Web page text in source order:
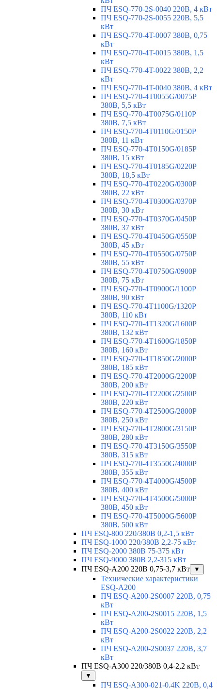
ПЧ ESQ-770-2S-0040 220В, 4 кВт
ПЧ ESQ-770-2S-0055 220В, 5,5
кВт
ПЧ ESQ-770-4T-0007 380В, 0,75
кВт
ПЧ ESQ-770-4T-0015 380В, 1,5
кВт
ПЧ ESQ-770-4T-0022 380В, 2,2
кВт
ПЧ ESQ-770-4T-0040 380В, 4 кВт
ПЧ ESQ-770-4T0055G/0075P
380В, 5,5 кВт
ПЧ ESQ-770-4T0075G/0110P
380В, 7,5 кВт
ПЧ ESQ-770-4T0110G/0150P
380В, 11 кВт
ПЧ ESQ-770-4T0150G/0185P
380В, 15 кВт
ПЧ ESQ-770-4T0185G/0220P
380В, 18,5 кВт
ПЧ ESQ-770-4T0220G/0300P
380В, 22 кВт
ПЧ ESQ-770-4T0300G/0370P
380В, 30 кВт
ПЧ ESQ-770-4T0370G/0450P
380В, 37 кВт
ПЧ ESQ-770-4T0450G/0550P
380В, 45 кВт
ПЧ ESQ-770-4T0550G/0750P
380В, 55 кВт
ПЧ ESQ-770-4T0750G/0900P
380В, 75 кВт
ПЧ ESQ-770-4T0900G/1100P
380В, 90 кВт
ПЧ ESQ-770-4T1100G/1320P
380В, 110 кВт
ПЧ ESQ-770-4T1320G/1600P
380В, 132 кВт
ПЧ ESQ-770-4T1600G/1850P
380В, 160 кВт
ПЧ ESQ-770-4T1850G/2000P
380В, 185 кВт
ПЧ ESQ-770-4T2000G/2200P
380В, 200 кВт
ПЧ ESQ-770-4T2200G/2500P
380В, 220 кВт
ПЧ ESQ-770-4T2500G/2800P
380В, 250 кВт
ПЧ ESQ-770-4T2800G/3150P
380В, 280 кВт
ПЧ ESQ-770-4T3150G/3550P
380В, 315 кВт
ПЧ ESQ-770-4T3550G/4000P
380В, 355 кВт
ПЧ ESQ-770-4T4000G/4500P
380В, 400 кВт
ПЧ ESQ-770-4T4500G/5000P
380В, 450 кВт
ПЧ ESQ-770-4T5000G/5600P
380В, 500 кВт
ПЧ ESQ-800 220/380В 0,2-1,5 кВт
ПЧ ESQ-1000 220/380В 2,2-75 кВт
ПЧ ESQ-2000 380В 75-375 кВт
ПЧ ESQ-9000 380В 2,2-315 кВт
ПЧ ESQ-A200 220В 0,75-3,7 кВт
▼
Технические характеристики
ESQ-A200
ПЧ ESQ-A200-2S0007 220В, 0,75
кВт
ПЧ ESQ-A200-2S0015 220В, 1,5
кВт
ПЧ ESQ-A200-2S0022 220В, 2,2
кВт
ПЧ ESQ-A200-2S0037 220В, 3,7
кВт
ПЧ ESQ-A300 220/380В 0,4-2,2 кВт
▼
ПЧ ESQ-A300-021-0.4K 220В, 0,4